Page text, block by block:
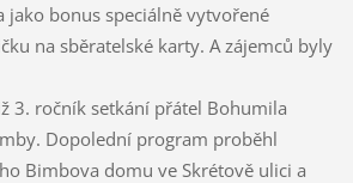
jako bonus speciálně vytvořené
na sběratelské karty. A zájemců byly
3. ročník setkání přátel Bohumila
Dopolední program proběhl
Bimbova domu ve Skrétově ulici a